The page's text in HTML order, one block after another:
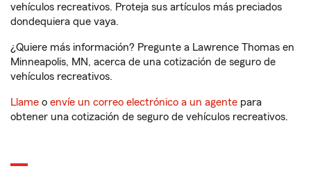
vehículos recreativos. Proteja sus artículos más preciados
dondequiera que vaya.
¿Quiere más información? Pregunte a Lawrence Thomas en
Minneapolis, MN, acerca de una cotización de seguro de
vehículos recreativos.
Llame o envíe un correo electrónico a un agente para
obtener una cotización de seguro de vehículos recreativos.